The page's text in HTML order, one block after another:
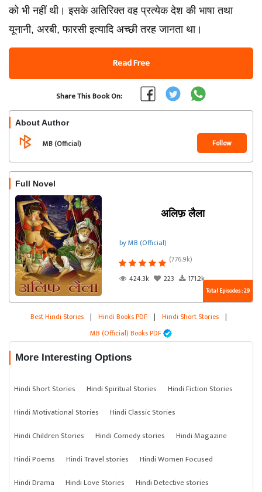
को भी नहीं थी। इसके अतिरिक्त वह प्रत्येक देश की भाषा तथा
यूनानी, अरबी, फारसी इत्यादि अच्छी तरह जानता था।
Read Free
Share This Book On:
About Author
MB (Official) Follow
Full Novel
अलिफ़ लैला
by MB (Official)
(776.9k)
424.3k
223 171.2k
Total Episodes : 29
Best Hindi Stories | Hindi Books PDF | Hindi Short Stories |
MB (Official) Books PDF
More Interesting Options
Hindi Short Stories Hindi Spiritual Stories
Hindi Fiction Stories
Hindi Motivational Stories
Hindi Classic Stories
Hindi Children Stories
Hindi Comedy stories
Hindi Magazine
Hindi Poems
Hindi Travel stories
Hindi Women Focused
Hindi Drama
Hindi Love Stories Hindi Detective stories